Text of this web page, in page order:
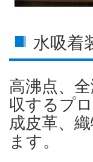
水吸着
高沸点、
収するプ
成皮革、
ます。